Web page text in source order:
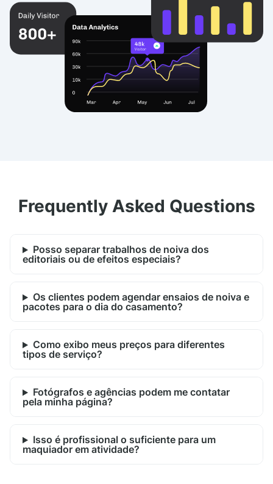
Frequently Asked Questions
Posso separar trabalhos de noiva dos
editoriais ou de efeitos especiais?
Os clientes podem agendar ensaios de noiva e
pacotes para o dia do casamento?
Como exibo meus preços para diferentes
tipos de serviço?
Fotógrafos e agências podem me contatar
pela minha página?
Isso é profissional o suficiente para um
maquiador em atividade?